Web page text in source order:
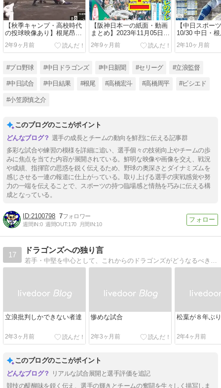
【秋季キャンプ・高校時代
の投球映像あり】根尾昂ケ
ース打撃登板！実戦想定練
習に手応え「明るくなりま
待！
2年9ヶ月前
【阪神日本一の紙面・動画
まとめ】2023年11月05日
(日) ★阪神タイガース38年
ぶり2度目の日本一！★阪
アレ完遂！
2年9ヶ月前
【中日スポー
10/30 中日・
ックスリーグ
目！7回75球2
2年10ヶ月前
#プロ野球 #中日ドラゴンズ #中日新聞 #セリーグ #立浪監督
#中日試合 #中日結果 #根尾 #高橋宏斗 #高橋周平 #ビシエド
#小笠原慎之介
このブログのここがポイント
選手の成長とチームの動向を鮮烈に伝える記事群
多彩な試合や練習の模様を詳細に追い、選手個々の技術向上やチームの歩
みに焦点を当てた内容が展開されている。鮮明な映像や画像を交え、戦況
や成績、指揮官の思惑を鋭く伝えるため、野球の奥深さとダイナミズムを
感じさせる一連の報道に仕上がっている。取り上げる選手の実戦感覚や努
力の一端を伝えることで、スポーツの持つ臨場感と情熱を巧みに伝える構
成となっている。
2100798 7
週間IN:0 週間OUT:170 月間IN:10
17
ドラゴンズへの独り言
若手・中堅を中心として、これからのドラゴンズがどうなるべきなのか、どう変わっていくのか、自分なりに思った事を書いていこうと思っています。
立浪批判しかできない者達
2年3ヶ月前
惨めな試合
2年3ヶ月前
松葉が８年ぶ
2年4ヶ月前
このブログのここがポイント
リアルな試合展開と選手評価を追記
競技の醍醐味を鋭く伝え、選手の輝きとチームの奮闘を生々しく描写しま